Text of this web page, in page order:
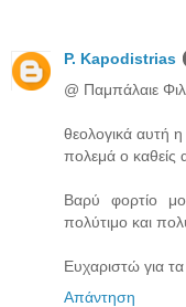
P. Kapodistrias
@ Παμπάλαιε
θεολογικά αυτή
πολεμά ο καθείς
Βαρύ φορτίο
πολύτιμο και
Ευχαριστώ για
Απάντηση